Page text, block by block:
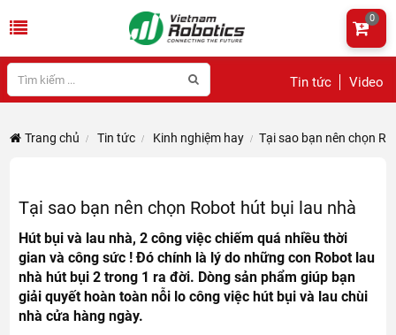
Tin tức Video
0
Trang chủ Tin tức Kinh nghiệm hay Tại sao bạn nên chọn
Tại sao bạn nên chọn Robot hút bụi lau nhà
Hút bụi và lau nhà, 2 công việc chiếm quá nhiều thời
gian và công sức ! Đó chính là lý do những con Robot lau
nhà hút bụi 2 trong 1 ra đời. Dòng sản phẩm giúp bạn
giải quyết hoàn toàn nỗi lo công việc hút bụi và lau chùi
nhà cửa hàng ngày.